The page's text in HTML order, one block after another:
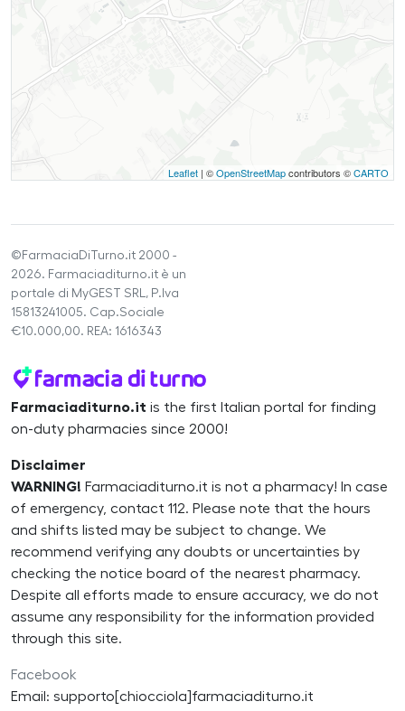
Leaflet | ©OpenStreetMapcontributors ©CARTO
©FarmaciaDiTurno.it 2000 -
2026. Farmaciaditurno.it è un
portale di MyGEST SRL, P.Iva
15813241005. Cap.Sociale
€10.000,00. REA: 1616343
Farmaciaditurno.it is the first Italian portal for finding
on-duty pharmacies since 2000!
Disclaimer
WARNING! Farmaciaditurno.it is not a pharmacy! In case
of emergency, contact 112. Please note that the hours
and shifts listed may be subject to change. We
recommend verifying any doubts or uncertainties by
checking the notice board of the nearest pharmacy.
Despite all efforts made to ensure accuracy, we do not
assume any responsibility for the information provided
through this site.
Facebook
Email: supporto[chiocciola]farmaciaditurno.it